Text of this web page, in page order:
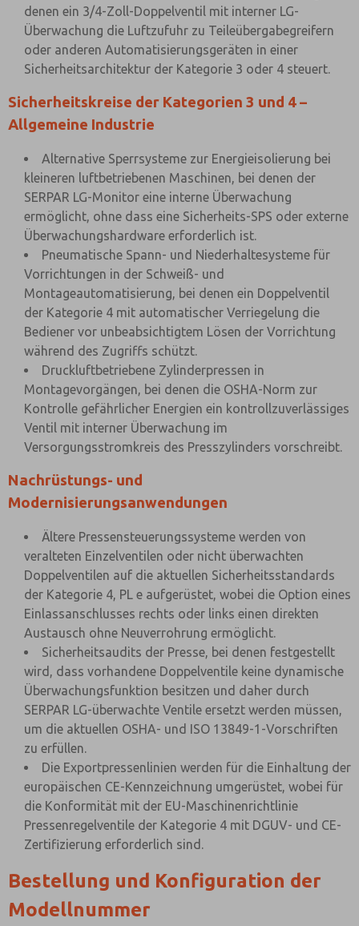
denen ein 3/4-Zoll-Doppelventil mit interner LG-
Überwachung die Luftzufuhr zu Teileübergabegreifern
oder anderen Automatisierungsgeräten in einer
Sicherheitsarchitektur der Kategorie 3 oder 4 steuert.
Sicherheitskreise der Kategorien 3 und 4 –
Allgemeine Industrie
Alternative Sperrsysteme zur Energieisolierung bei
kleineren luftbetriebenen Maschinen, bei denen der
SERPAR LG-Monitor eine interne Überwachung
ermöglicht, ohne dass eine Sicherheits-SPS oder externe
Überwachungshardware erforderlich ist.
Pneumatische Spann- und Niederhaltesysteme für
Vorrichtungen in der Schweiß- und
Montageautomatisierung, bei denen ein Doppelventil
der Kategorie 4 mit automatischer Verriegelung die
Bediener vor unbeabsichtigtem Lösen der Vorrichtung
während des Zugriffs schützt.
Druckluftbetriebene Zylinderpressen in
Montagevorgängen, bei denen die OSHA-Norm zur
Kontrolle gefährlicher Energien ein kontrollzuverlässiges
Ventil mit interner Überwachung im
Versorgungsstromkreis des Presszylinders vorschreibt.
Nachrüstungs- und
Modernisierungsanwendungen
Ältere Pressensteuerungssysteme werden von
veralteten Einzelventilen oder nicht überwachten
Doppelventilen auf die aktuellen Sicherheitsstandards
der Kategorie 4, PL e aufgerüstet, wobei die Option eines
Einlassanschlusses rechts oder links einen direkten
Austausch ohne Neuverrohrung ermöglicht.
Sicherheitsaudits der Presse, bei denen festgestellt
wird, dass vorhandene Doppelventile keine dynamische
Überwachungsfunktion besitzen und daher durch
SERPAR LG-überwachte Ventile ersetzt werden müssen,
um die aktuellen OSHA- und ISO 13849-1-Vorschriften
zu erfüllen.
Die Exportpressenlinien werden für die Einhaltung der
europäischen CE-Kennzeichnung umgerüstet, wobei für
die Konformität mit der EU-Maschinenrichtlinie
Pressenregelventile der Kategorie 4 mit DGUV- und CE-
Zertifizierung erforderlich sind.
Bestellung und Konfiguration der
Modellnummer